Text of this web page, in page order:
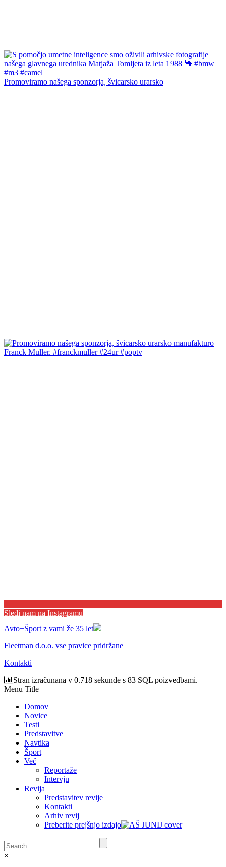
Promoviramo našega sponzorja, švicarsko urarsko
Sledi nam na Instagramu
Avto+Šport z vami že 35 let
Fleetman d.o.o. vse pravice pridržane
Kontakti
Stran izračunana v 0.718 sekunde s 83 SQL poizvedbami.
Menu Title
Domov
Novice
Testi
Predstavitve
Navtika
Šport
Več
Reportaže
Intervju
Revija
Predstavitev revije
Kontakti
Arhiv revij
Preberite prejšnjo izdajo
×